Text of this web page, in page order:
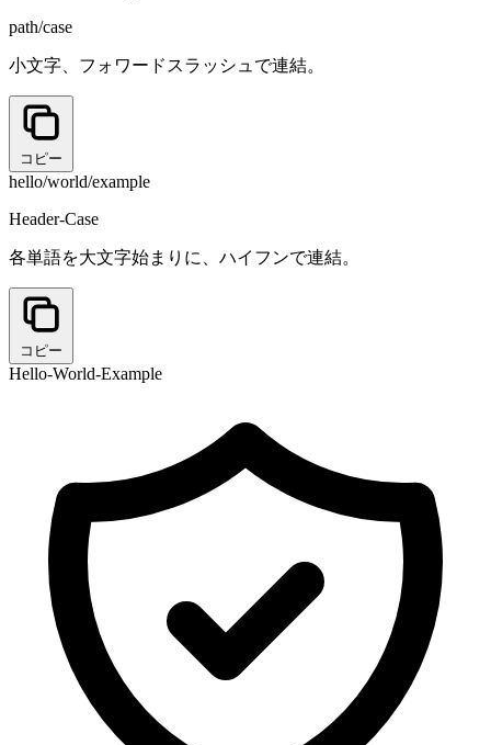
path/case
小文字、フォワードスラッシュで連結。
コピー
hello/world/example
Header-Case
各単語を大文字始まりに、ハイフンで連結。
コピー
Hello-World-Example